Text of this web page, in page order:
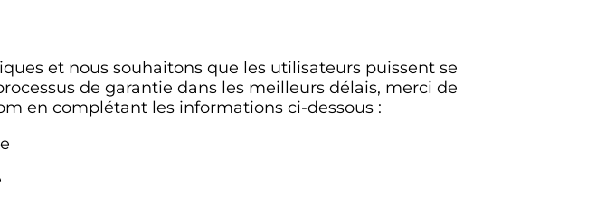
et nous souhaitons que les utilisateurs puissent se
de garantie dans les meilleurs délais, merci de
en complétant les informations ci-dessous :